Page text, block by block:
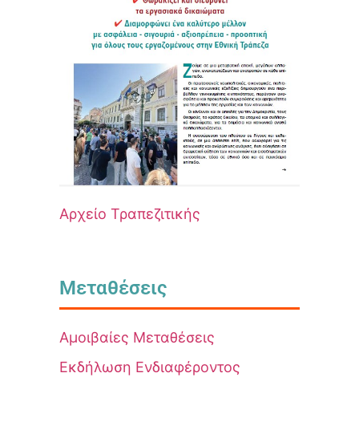
Αρχείο Τραπεζιτικής
Μεταθέσεις
Αμοιβαίες Μεταθέσεις
Εκδήλωση Ενδιαφέροντος